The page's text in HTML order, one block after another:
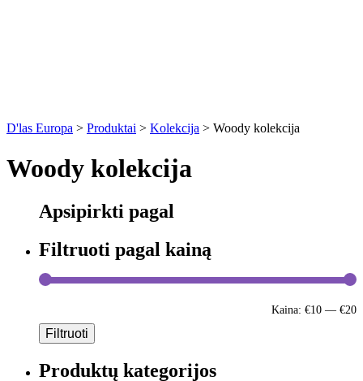
D'las Europa > Produktai > Kolekcija > Woody kolekcija
Woody kolekcija
Apsipirkti pagal
Filtruoti pagal kainą
Kaina: €10 — €20
Filtruoti
Produktų kategorijos